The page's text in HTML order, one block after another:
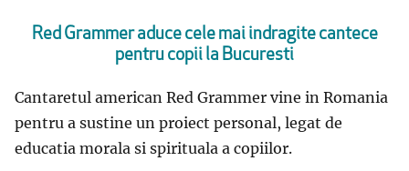
Red Grammer aduce cele mai indragite cantece
pentru copii la Bucuresti
Cantaretul american Red Grammer vine in Romania
pentru a sustine un proiect personal, legat de
educatia morala si spirituala a copiilor.